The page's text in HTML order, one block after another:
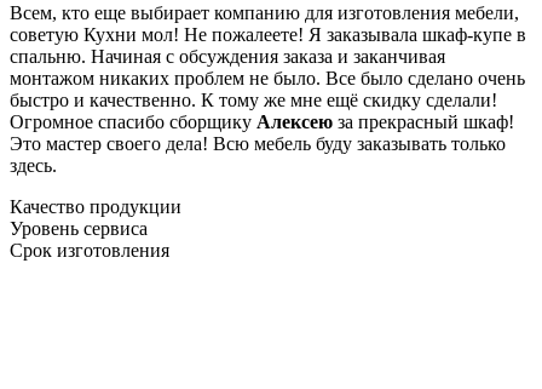
Всем, кто еще выбирает компанию для изготовления мебели,
советую Кухни мол! Не пожалеете! Я заказывала шкаф-купе в
спальню. Начиная с обсуждения заказа и заканчивая
монтажом никаких проблем не было. Все было сделано очень
быстро и качественно. К тому же мне ещё скидку сделали!
Огромное спасибо сборщику Алексею за прекрасный шкаф!
Это мастер своего дела! Всю мебель буду заказывать только
здесь.
Качество продукции
Уровень сервиса
Срок изготовления